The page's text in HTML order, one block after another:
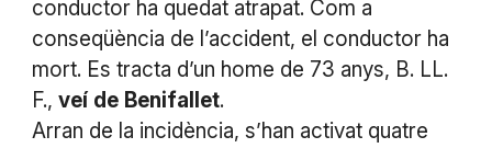
conductor ha quedat atrapat. Com a
conseqüència de l’accident, el conductor ha
mort. Es tracta d’un home de 73 anys, B. LL.
F., veí de Benifallet.
Arran de la incidència, s’han activat quatre